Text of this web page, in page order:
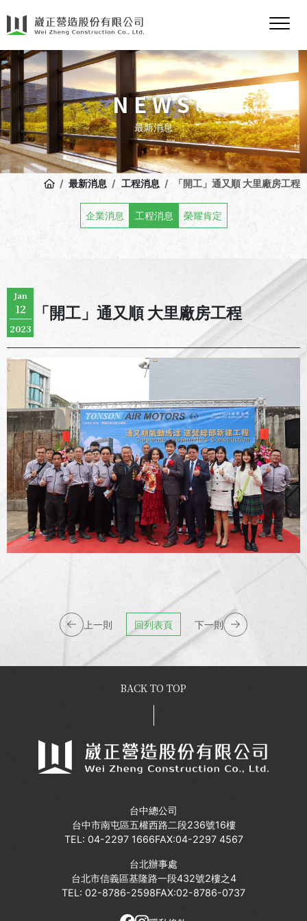
NEWS
最新消息
最新消息 工程消息 「開工」通又順 大里廠房工程
企業消息 工程消息 榮耀肯定
Jan
12
2023
「開工」通又順 大里廠房工程
上一則 回列表頁 下一則
台中總公司
台中市南屯區五權西路二段236號16樓
TEL: 04-2297 1666FAX:04-2297 4567
台北辦事處
台北市信義區基隆路一段432號2樓之4
TEL: 02-8786-2598FAX:02-8786-0737
BACK TO TOP